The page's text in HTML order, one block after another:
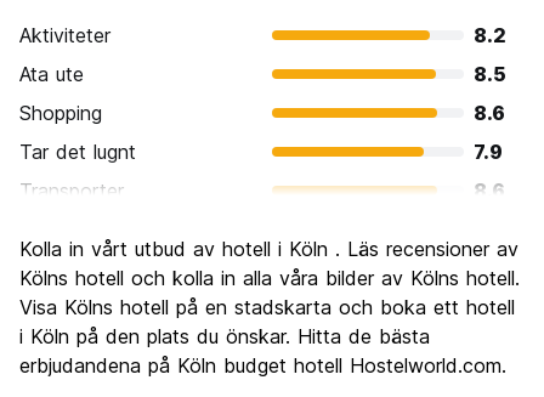
Aktiviteter
8.2
Ata ute
8.5
Shopping
8.6
Tar det lugnt
7.9
Transporter
8.6
Kultur
8.5
Festa
8.2
Värde för pengarna
Kolla in vårt utbud av hotell i Köln . Läs recensioner av
Kölns hotell och kolla in alla våra bilder av Kölns hotell.
Visa Kölns hotell på en stadskarta och boka ett hotell
i Köln på den plats du önskar. Hitta de bästa
erbjudandena på Köln budget hotell Hostelworld.com.